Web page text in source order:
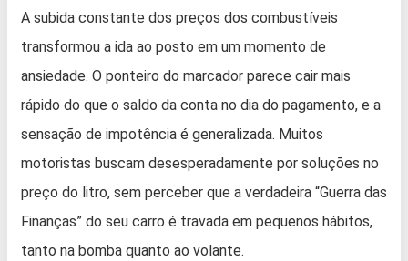
A subida constante dos preços dos combustíveis
transformou a ida ao posto em um momento de
ansiedade. O ponteiro do marcador parece cair mais
rápido do que o saldo da conta no dia do pagamento, e a
sensação de impotência é generalizada. Muitos
motoristas buscam desesperadamente por soluções no
preço do litro, sem perceber que a verdadeira “Guerra das
Finanças” do seu carro é travada em pequenos hábitos,
tanto na bomba quanto ao volante.